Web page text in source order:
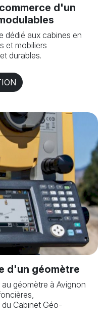
d'un
dédié aux cabines en
et mobiliers
durables.
d'un géomètre
au géomètre à Avignon
Cabinet Géo-